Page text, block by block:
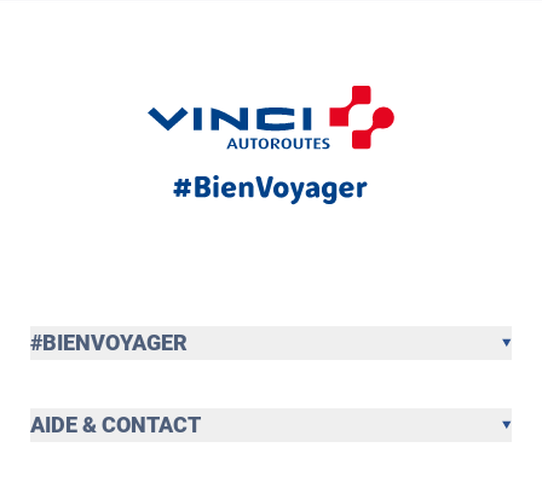
#BIENVOYAGER
AIDE & CONTACT